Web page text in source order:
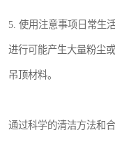
5. 使用注意事项日常生
进行可能产生大量粉尘
吊顶材料。
通过科学的清洁方法和